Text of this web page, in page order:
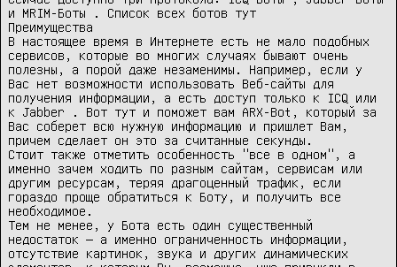
и MRIM-Боты . Список всех ботов тут
Преимущества
В настоящее время в Интернете есть не мало подобных
сервисов, которые во многих случаях бывают очень
полезны, а порой даже незаменимы. Например, если у
Вас нет возможности использовать Веб-сайты для
получения информации, а есть доступ только к ICQ или
к Jabber . Вот тут и поможет вам ARX-Bot, который за
Вас соберет всю нужную информацию и пришлет Вам,
причем сделает он это за считанные секунды.
Стоит также отметить особенность "все в одном", а
именно зачем ходить по разным сайтам, сервисам или
другим ресурсам, теряя драгоценный трафик, если
гораздо проще обратиться к Боту, и получить все
необходимое.
Тем не менее, у Бота есть один существенный
недостаток — а именно ограниченность информации,
отсутствие картинок, звука и других динамических